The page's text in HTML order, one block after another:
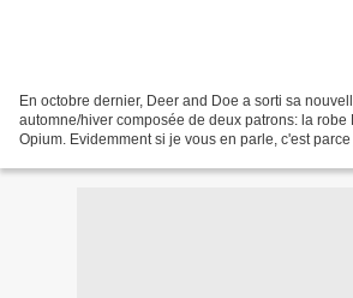
En octobre dernier, Deer and Doe a sorti sa
automne/hiver composée de deux patrons: la robe
Opium. Evidemment si je vous en parle, c'est